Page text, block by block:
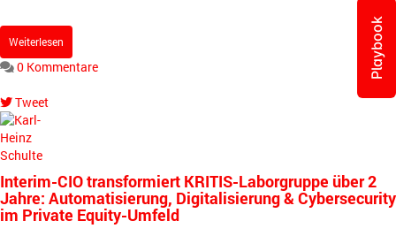
Weiterlesen
0 Kommentare
Tweet
pinterest
Interim-CIO transformiert KRITIS-Laborgruppe über 2
Jahre: Automatisierung, Digitalisierung & Cybersecurity
im Private Equity-Umfeld
Playbook